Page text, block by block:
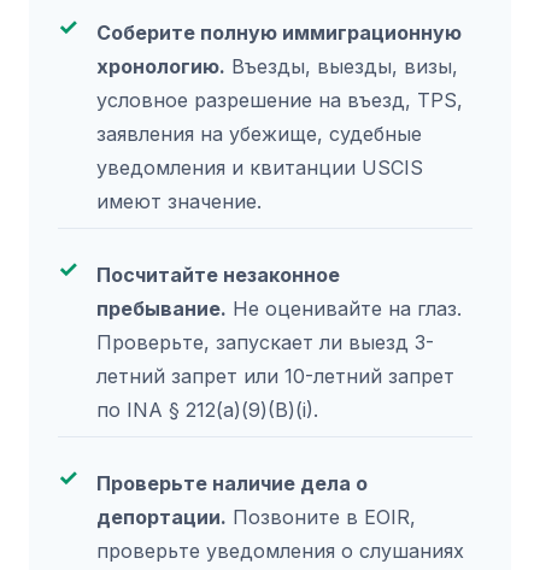
Соберите полную иммиграционную
хронологию. Въезды, выезды, визы,
условное разрешение на въезд, TPS,
заявления на убежище, судебные
уведомления и квитанции USCIS
имеют значение.
Посчитайте незаконное
пребывание. Не оценивайте на глаз.
Проверьте, запускает ли выезд 3-
летний запрет или 10-летний запрет
по INA § 212(a)(9)(B)(i).
Проверьте наличие дела о
депортации. Позвоните в EOIR,
проверьте уведомления о слушаниях